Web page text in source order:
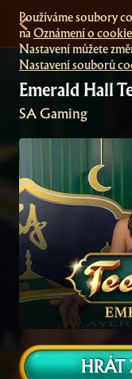
Emerald Hall
SA Gaming
HRÁT
Používáme soubory
naOznámení o cookie
Nastavení můžete
Nastavení souborů